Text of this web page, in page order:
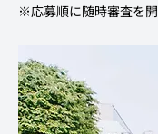
※応募順に随時審査を